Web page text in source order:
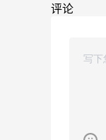
评论